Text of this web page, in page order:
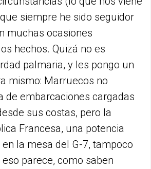
siempre he sido seguidor
muchas ocasiones
hechos. Quizá no es
palmaria, y les pongo un
mismo: Marruecos no
de embarcaciones cargadas
sus costas, pero la
Francesa, una potencia
la mesa del G-7, tampoco
parece, como saben